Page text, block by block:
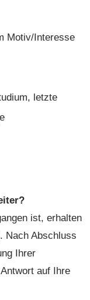
Motiv/Interesse
letzte
ist, erhalten
Nach Abschluss
Ihrer
auf Ihre